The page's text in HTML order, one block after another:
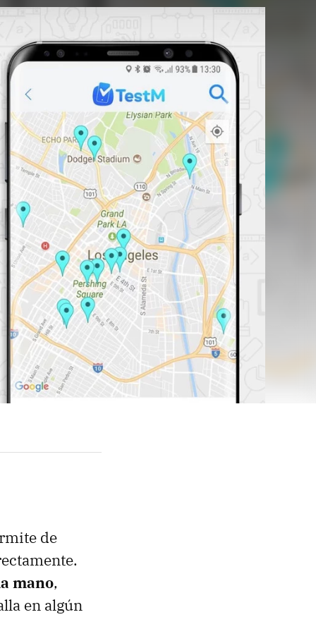
de
mano,
en algún